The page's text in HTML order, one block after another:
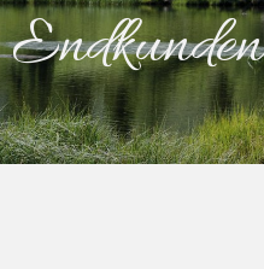
Endkunden